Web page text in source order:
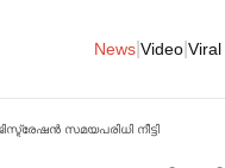
News Video Viral
സമയപരിധി നീട്ടി